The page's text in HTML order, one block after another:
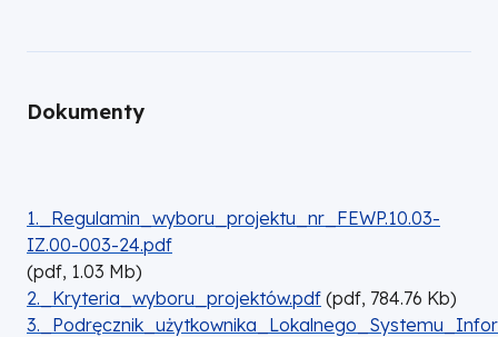
Dokumenty
DOKUMENT
1._Regulamin_wyboru_projektu_nr_FEWP.10.03-
IZ.00-003-24.pdf
(pdf, 1.03 Mb)
DOKUMENT
2._Kryteria_wyboru_projektów.pdf (pdf, 784.76 Kb)
DOKUMENT